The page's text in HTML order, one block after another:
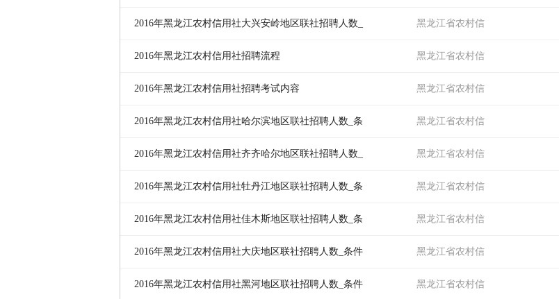
用社
2016年黑龙江农村信用社大兴安岭地区联社招聘人数_
条件
黑龙江省农村信
用社
2016年黑龙江农村信用社招聘流程 黑龙江省农村信
用社
2016年黑龙江农村信用社招聘考试内容 黑龙江省农村信
用社
2016年黑龙江农村信用社哈尔滨地区联社招聘人数_条
件
黑龙江省农村信
用社
2016年黑龙江农村信用社齐齐哈尔地区联社招聘人数_
条件
黑龙江省农村信
用社
2016年黑龙江农村信用社牡丹江地区联社招聘人数_条
件
黑龙江省农村信
用社
2016年黑龙江农村信用社佳木斯地区联社招聘人数_条
件
黑龙江省农村信
用社
2016年黑龙江农村信用社大庆地区联社招聘人数_条件 黑龙江省农村信
用社
2016年黑龙江农村信用社黑河地区联社招聘人数_条件 黑龙江省农村信